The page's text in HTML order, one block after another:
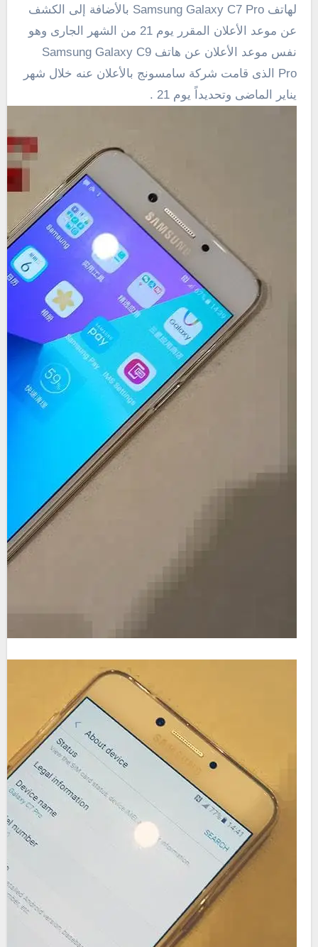
لهاتف Samsung Galaxy C7 Pro بالأضافة إلى الكشف
عن موعد الأعلان المقرر يوم 21 من الشهر الجارى وهو
نفس موعد الأعلان عن هاتف Samsung Galaxy C9
Pro الذى قامت شركة سامسونج بالأعلان عنه خلال شهر
يناير الماضى وتحديداً يوم 21 .